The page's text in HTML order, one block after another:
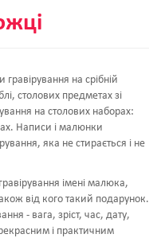
на срібній
столових предметах зі
на столових наборах:
Написи і малюнки
яка не стирається і не
імені малюка,
від кого такий подарунок.
- вага, зріст, час, дату,
і практичним